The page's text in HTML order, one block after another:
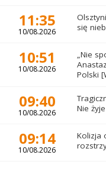
11:35
10/08.2026
się
10:51
10/08.2026
„Nie
Polski
09:40
10/08.2026
Nie
09:14
10/08.2026
Kolizja